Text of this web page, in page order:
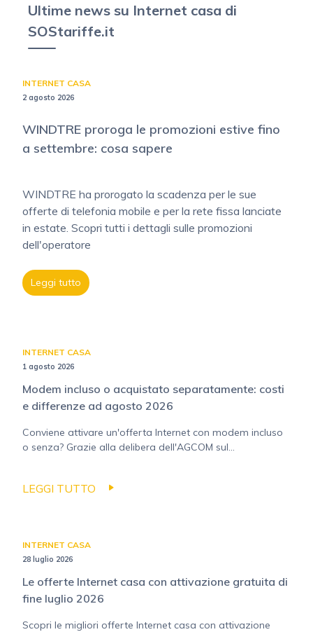
Ultime news su Internet casa di
SOStariffe.it
INTERNET CASA
2 agosto 2026
WINDTRE proroga le promozioni estive fino
a settembre: cosa sapere
WINDTRE ha prorogato la scadenza per le sue
offerte di telefonia mobile e per la rete fissa lanciate
in estate. Scopri tutti i dettagli sulle promozioni
dell'operatore
Leggi tutto
INTERNET CASA
1 agosto 2026
Modem incluso o acquistato separatamente: costi
e differenze ad agosto 2026
Conviene attivare un'offerta Internet con modem incluso
o senza? Grazie alla delibera dell'AGCOM sul...
LEGGI TUTTO
INTERNET CASA
28 luglio 2026
Le offerte Internet casa con attivazione gratuita di
fine luglio 2026
Scopri le migliori offerte Internet casa con attivazione